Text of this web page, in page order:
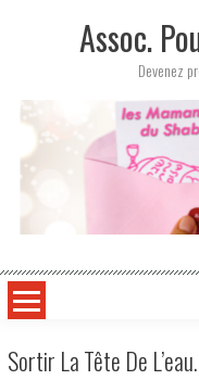
Assoc.
Devenez
Sortir La Tête De L’eau.